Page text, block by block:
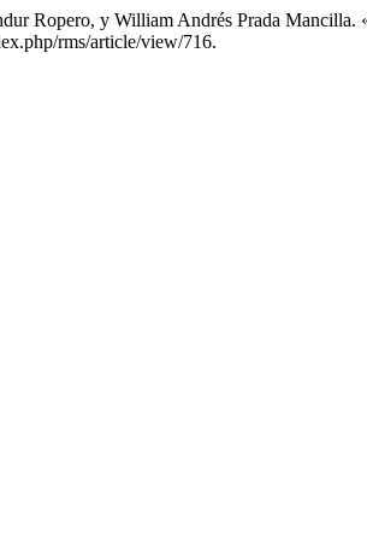
Ropero, y William Andrés Prada
rms/article/view/716.